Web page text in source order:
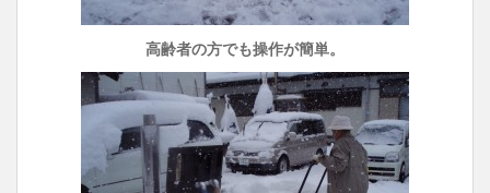
高齢者の方でも操作が簡単。